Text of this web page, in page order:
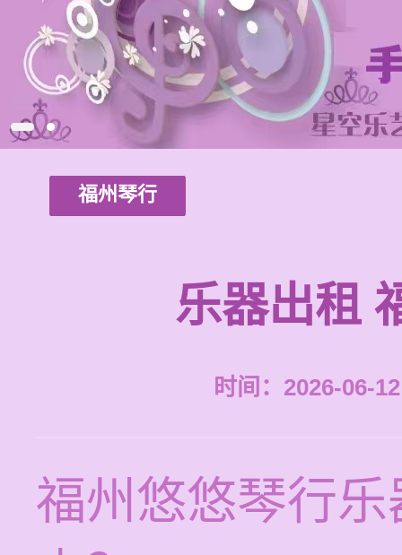
福州琴行
乐器出租
时间：2026-06-
福州悠悠琴行